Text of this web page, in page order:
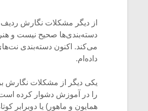
از دیگر مشکلات نگارش
دسته‌بندی‌ها صحیح نیست و
می‌کند. اکنون دسته‌بندی
داده‌ام.
یکی دیگر از مشکلات نگارش
را در آموزش دشوار کرده است.
همایون و ماهور) یا دوبرابر